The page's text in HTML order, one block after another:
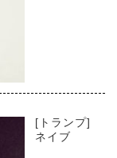
[トランプ]
ネイブ